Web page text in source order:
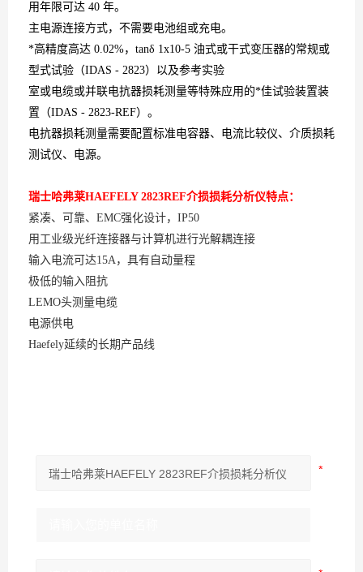
用年限可达 40 年。
主电源连接方式，不需要电池组或充电。
*高精度高达 0.02%，tanδ 1x10-5 油式或干式变压器的常规或
型式试验（IDAS - 2823）以及参考实验
室或电缆或并联电抗器损耗测量等特殊应用的*佳试验装置装
置（IDAS - 2823-REF）。
电抗器损耗测量需要配置标准电容器、电流比较仪、介质损耗
测试仪、电源。
瑞士哈弗莱HAEFELY 2823REF介损损耗分析仪特点：
紧凑、可靠、EMC强化设计，IP50
用工业级光纤连接器与计算机进行光解耦连接
输入电流可达15A，具有自动量程
极低的输入阻抗
LEMO头测量电缆
电源供电
Haefely延续的长期产品线